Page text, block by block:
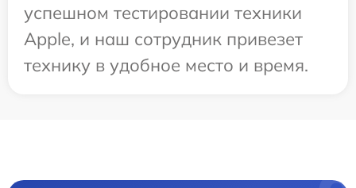
успешном тестировании техники
Apple, и наш сотрудник привезет
технику в удобное место и время.